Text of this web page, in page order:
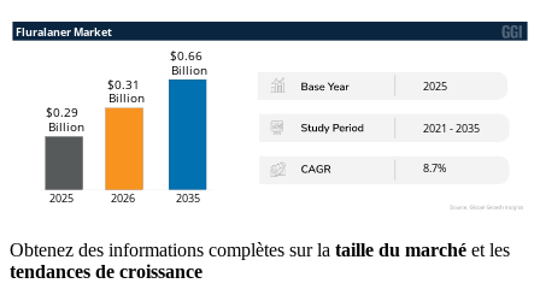
Obtenez des informations complètes sur la taille du marché et les
tendances de croissance